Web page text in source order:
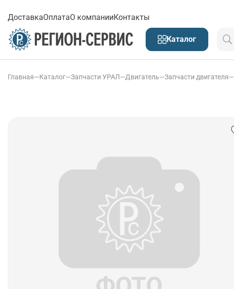
ДоставкаОплатаО компанииКонтакты
Каталог
Главная—Каталог—Запчасти УРАЛ—Двигатель—Запчасти двигателя—